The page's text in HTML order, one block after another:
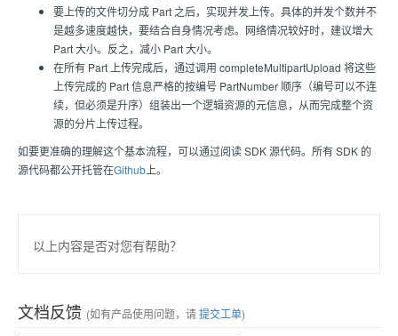
要上传的文件切分成 Part 之后，实现并发上传。具体的并发个数并不
是越多速度越快，要结合自身情况考虑。网络情况较好时，建议增大
Part 大小。反之，减小 Part 大小。
在所有 Part 上传完成后，通过调用 completeMultipartUpload 将这些
上传完成的 Part 信息严格的按编号 PartNumber 顺序（编号可以不连
续，但必须是升序）组装出一个逻辑资源的元信息，从而完成整个资
源的分片上传过程。
如要更准确的理解这个基本流程，可以通过阅读 SDK 源代码。所有 SDK 的
源代码都公开托管在Github 上。
以上内容是否对您有帮助？
文档反馈 (如有产品使用问题，请提交工单)